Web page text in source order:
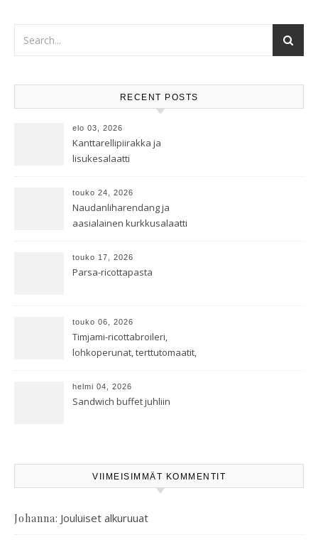
RECENT POSTS
elo 03, 2026
Kanttarellipiirakka ja
lisukesalaatti
touko 24, 2026
Naudanliharendang ja
aasialainen kurkkusalaatti
touko 17, 2026
Parsa-ricottapasta
touko 06, 2026
Timjami-ricottabroileri,
lohkoperunat, terttutomaatit,
salaatti
helmi 04, 2026
Sandwich buffet juhliin
VIIMEISIMMÄT KOMMENTIT
Johanna: Jouluiset alkuruuat